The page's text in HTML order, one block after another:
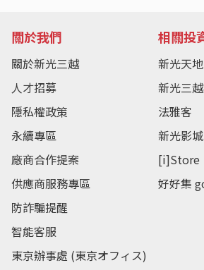
關於我們
關於新光三越
人才招募
隱私權政策
永續專區
廠商合作提案
供應商服務專區
防詐騙提醒
智能客服
東京辦事處 (東京オフィス)
相關投
新光天地
新光三
法雅客
新光影城
[i]Store
好好集